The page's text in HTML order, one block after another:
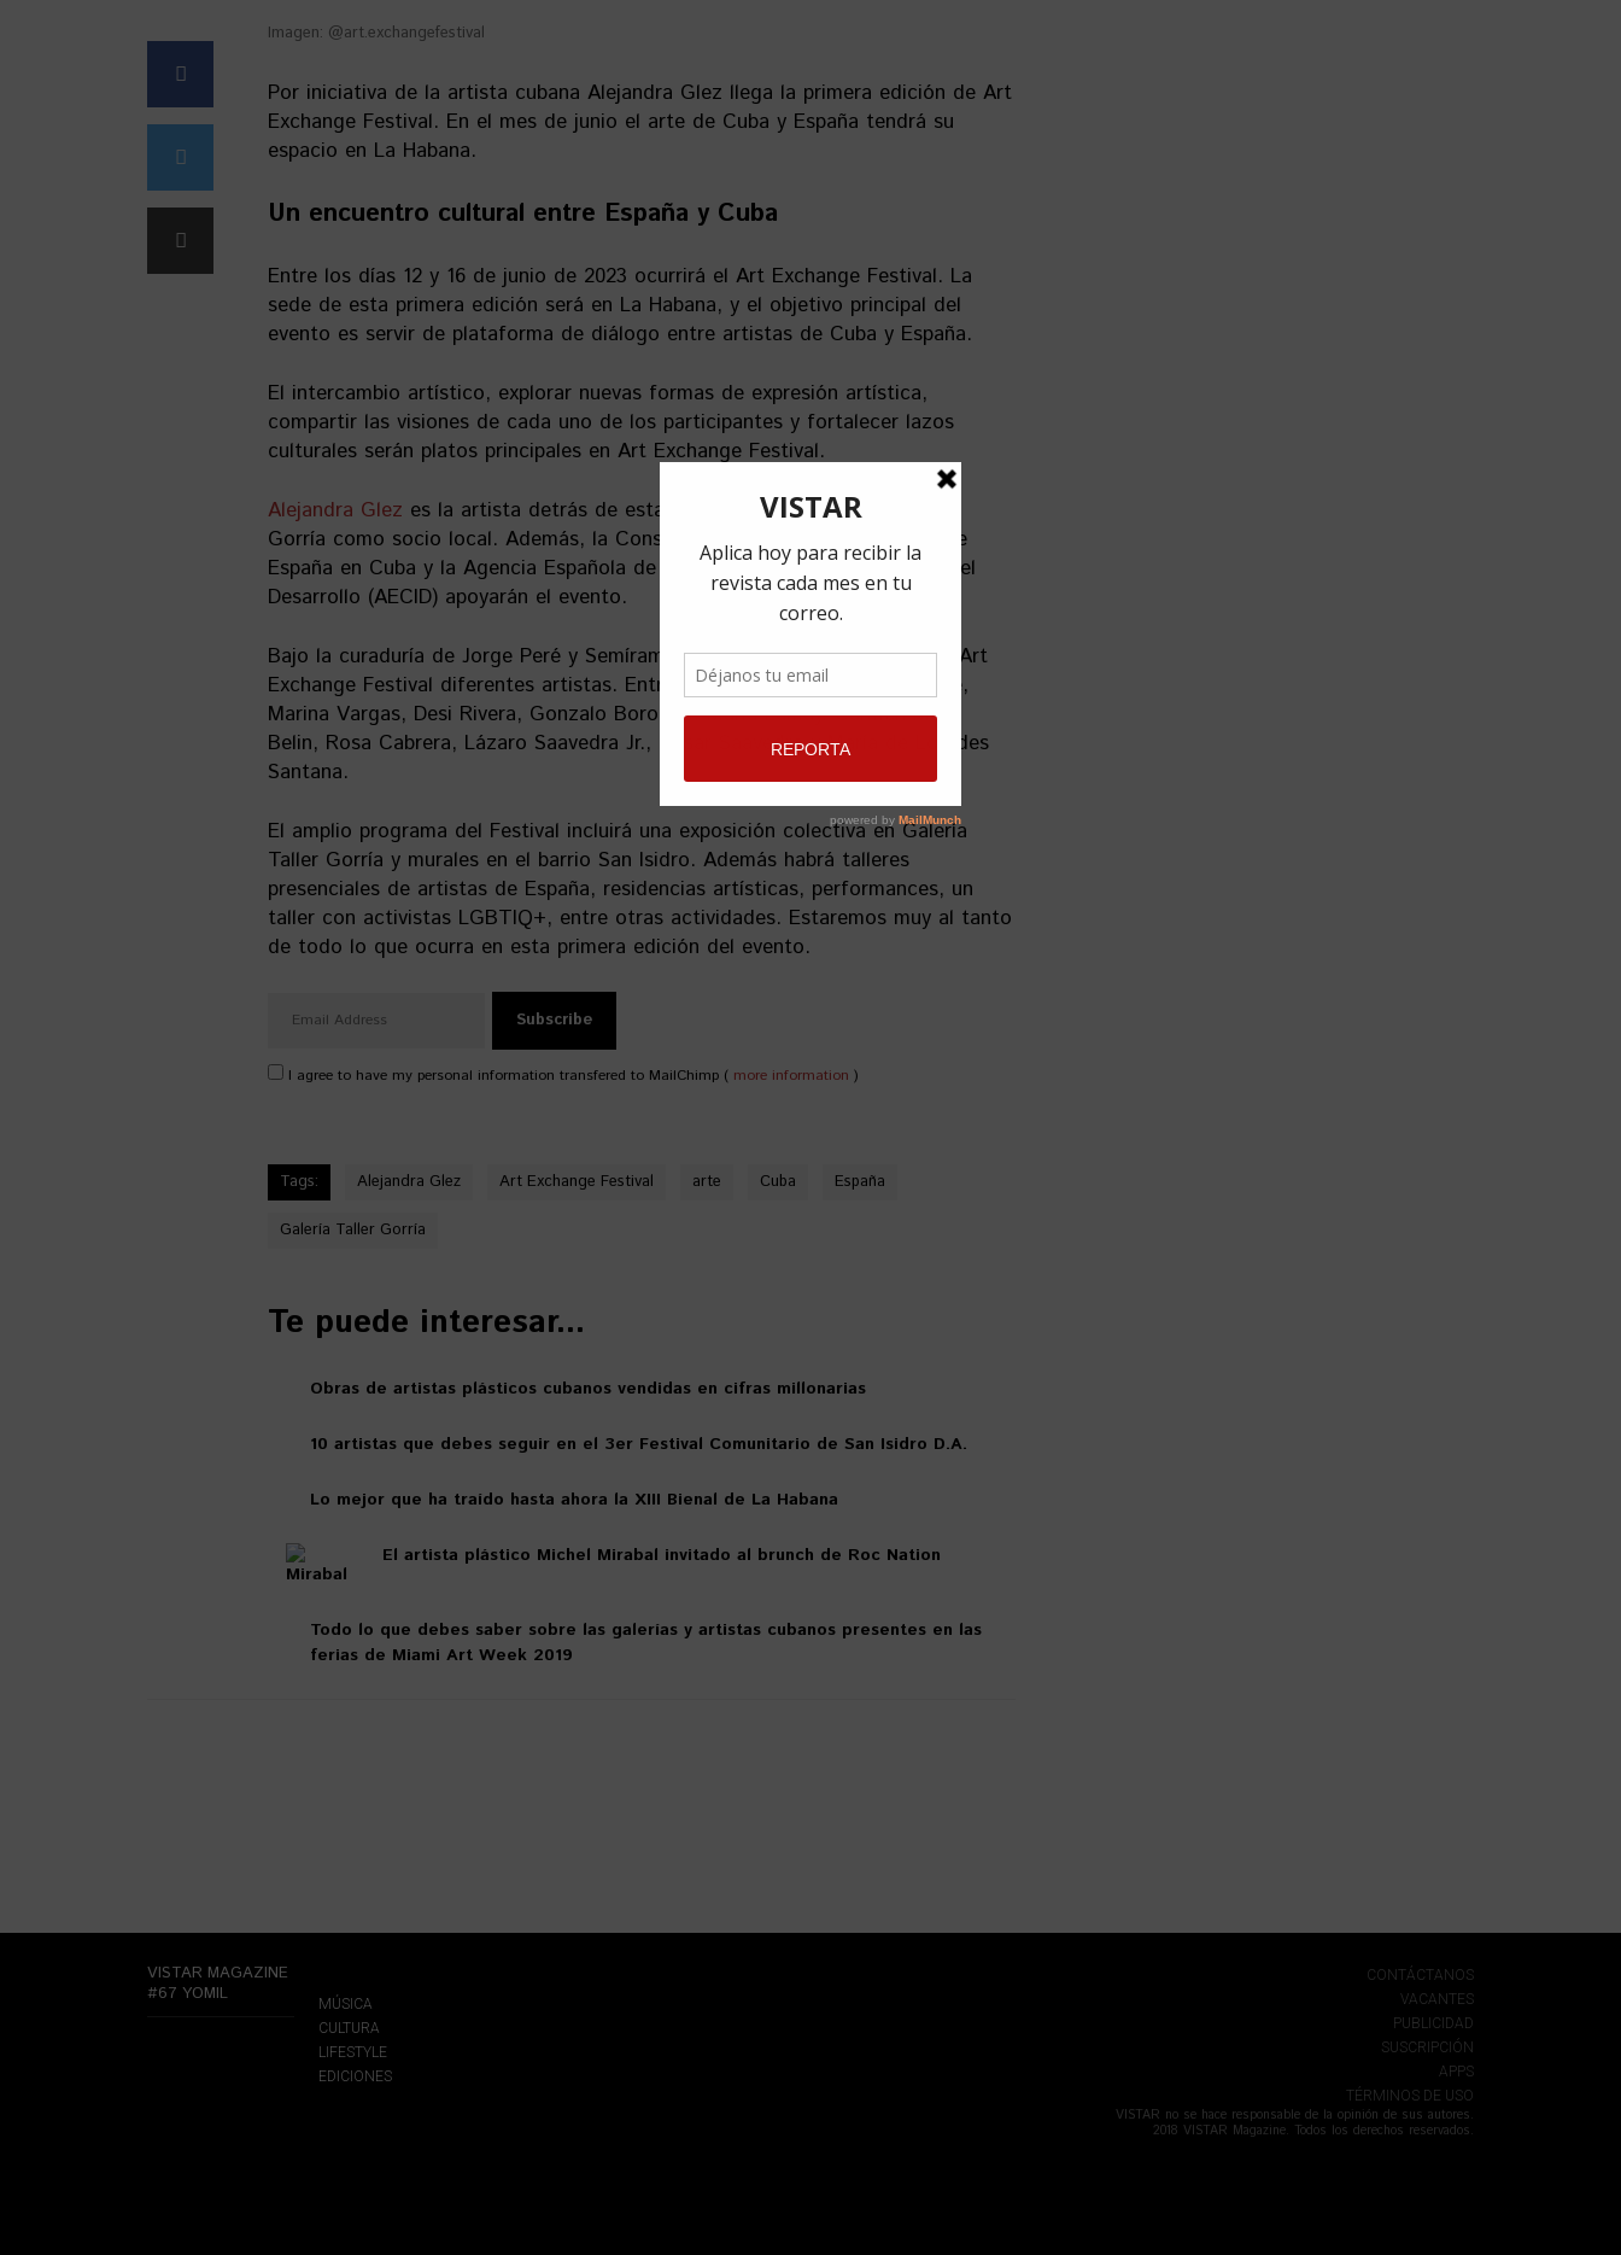
Imagen: @art.exchangefestival
Por iniciativa de la artista cubana Alejandra Glez llega la primera edición de Art
Exchange Festival. En el mes de junio el arte de Cuba y España tendrá su
espacio en La Habana.
Un encuentro cultural entre España y Cuba
Entre los días 12 y 16 de junio de 2023 ocurrirá el Art Exchange Festival. La
sede de esta primera edición será en La Habana, y el objetivo principal del
evento es servir de plataforma de diálogo entre artistas de Cuba y España.
El intercambio artístico, explorar nuevas formas de expresión artística,
compartir las visiones de cada uno de los participantes y fortalecer lazos
culturales serán platos principales en Art Exchange Festival.
Alejandra Glez es la artista detrás de esta
, junto a Galería Taller
Gorría como socio local. Además, la Consejería cultural de la Embajada de
España en Cuba y la Agencia Española de Cooperación Internacional para el
Desarrollo (AECID) apoyarán el evento.
Bajo la curaduría de Jorge Peré y Semíramis González, se presentarán en Art
Exchange Festival diferentes artistas. Entre ellos estarán Pablo Merchante,
Marina Vargas, Desi Rivera, Gonzalo Borondo, María Lamuy, Carmen Main,
Belin, Rosa Cabrera, Lázaro Saavedra Jr., César Saavedra y María de Lourdes
Santana.
El amplio programa del Festival incluirá una exposición colectiva en Galería
Taller Gorría y murales en el barrio San Isidro. Además habrá talleres
presenciales de artistas de España, residencias artísticas, performances, un
taller con activistas LGBTIQ+, entre otras actividades. Estaremos muy al tanto
de todo lo que ocurra en esta primera edición del evento.
I agree to have my personal information transfered to MailChimp ( more information )
Tags: Alejandra Glez Art Exchange Festival arte Cuba España
Galería Taller Gorría
Te puede interesar...
Obras de artistas plásticos cubanos vendidas en cifras millonarias
10 artistas que debes seguir en el 3er Festival Comunitario de San Isidro D.A.
Lo mejor que ha traído hasta ahora la XIII Bienal de La Habana
El artista plástico Michel Mirabal invitado al brunch de Roc Nation
Todo lo que debes saber sobre las galerías y artistas cubanos presentes en las
ferias de Miami Art Week 2019
VISTAR MAGAZINE
#67 YOMIL
MÚSICA
CULTURA
LIFESTYLE
EDICIONES
CONTÁCTANOS
VACANTES
PUBLICIDAD
SUSCRIPCIÓN
APPS
TÉRMINOS DE USO
VISTAR no se hace responsable de la opinión de sus autores.
2018 VISTAR Magazine. Todos los derechos reservados.